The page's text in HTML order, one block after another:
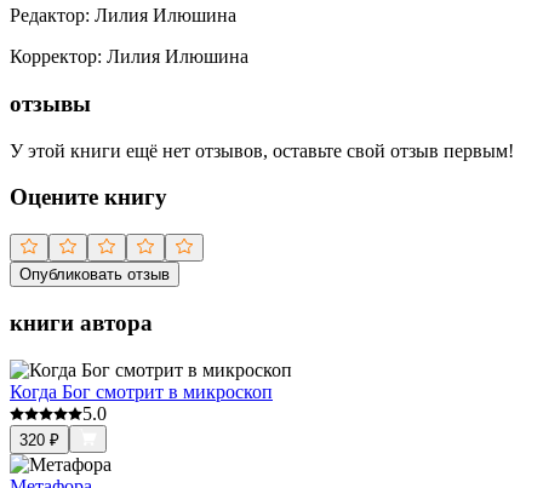
Редактор: Лилия Илюшина
Корректор: Лилия Илюшина
отзывы
У этой книги ещё нет отзывов, оставьте свой отзыв первым!
Оцените книгу
Опубликовать отзыв
книги автора
Когда Бог смотрит в микроскоп
5.0
320 ₽